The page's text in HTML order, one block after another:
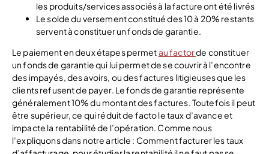
les produits/services associés à la facture ont été livrés
Le solde du versement constitué des 10 à 20% restants
servent à constituer un fonds de garantie.
Le paiement en deux étapes permetau factorde constituer
un fonds de garantie qui lui permet de se couvrir à l’encontre
des impayés, des avoirs, ou des factures litigieuses que les
clients refusent de payer. Le fonds de garantie représente
généralement 10% du montant des factures. Toutefois il peut
être supérieur, ce qui réduit de facto le taux d’avance et
impacte la rentabilité de l’opération. Comme nous
l’expliquons dans notre article : Comment facturer les taux